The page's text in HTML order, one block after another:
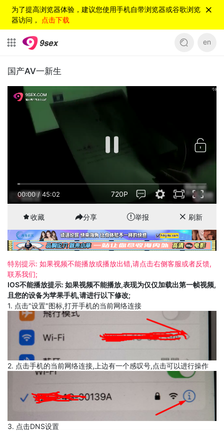
为了提高浏览器体验，建议您使用手机自带浏览器或谷歌浏览
器访问， 点击下载
en
国产AV一新生
00:00/45:02 720P
收藏 分享 举报 刷新
特别提示: 如果视频不能播放或播放出错,请点击右侧客服或者反馈,
联系我们;
IOS不能播放提示: 如果视频不能播放,表现为仅仅加载出第一帧视频,
且您的设备为苹果手机,请进行以下修改;
1. 点击"设置"图标,打开手机的当前网络连接
2. 点击手机的当前网络连接,上边有一个感叹号,点击可以进行操作
3. 点击DNS设置